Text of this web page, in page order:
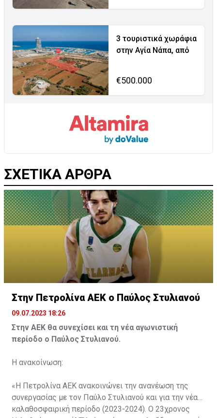
3 τουριστικά χωράφια
στην Αγία Νάπα, από
€500.000
ΣΧΕΤΙΚΑ ΑΡΘΡΑ
Στην Πετρολίνα ΑΕΚ ο Παύλος Στυλιανού
09.07.2023 18:26
Στην ΑΕΚ θα συνεχίσει και τη νέα αγωνιστική
περίοδο ο Παύλος Στυλιανού.
Η ανακοίνωση:
«Η Πετρολίνα ΑΕΚ ανακοινώνει την ανανέωση της
συνεργασίας με τον Παύλο Στυλιανού και για την νέα
καλαθοσφαιρική περίοδο (2023-2024). Ο 23χρονος